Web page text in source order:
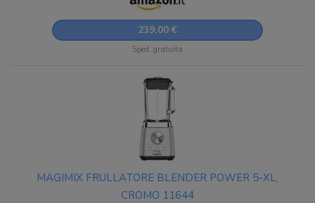
239,00 €
Sped. gratuita
MAGIMIX FRULLATORE BLENDER POWER 5-XL,
CROMO 11644